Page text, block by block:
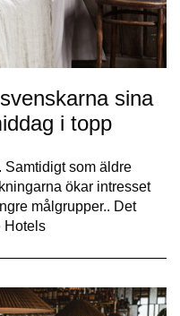
sina
i topp
Samtidigt som äldre
ökar intresset
målgrupper.. Det
Hotels